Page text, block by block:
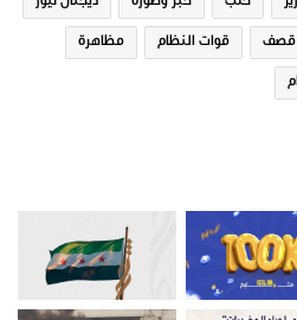
قصف قوات النظام مظاهرة